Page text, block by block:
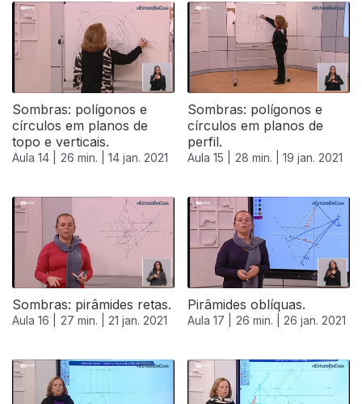
Sombras: polígonos e
círculos em planos de
topo e verticais.
Aula 14 | 26 min. | 14 jan. 2021
Sombras: polígonos e
círculos em planos de
perfil.
Aula 15 | 28 min. | 19 jan. 2021
Sombras: pirâmides retas.
Aula 16 | 27 min. | 21 jan. 2021
Pirâmides oblíquas.
Aula 17 | 26 min. | 26 jan. 2021